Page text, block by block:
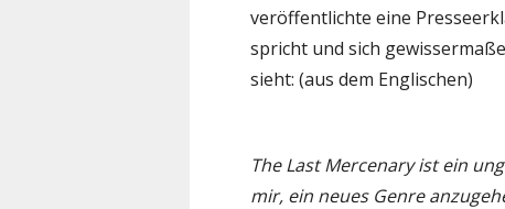
veröffentlichte eine
spricht und sich
sieht: (aus dem Englischen)
The Last Mercenary ist ein
mir, ein neues Genre